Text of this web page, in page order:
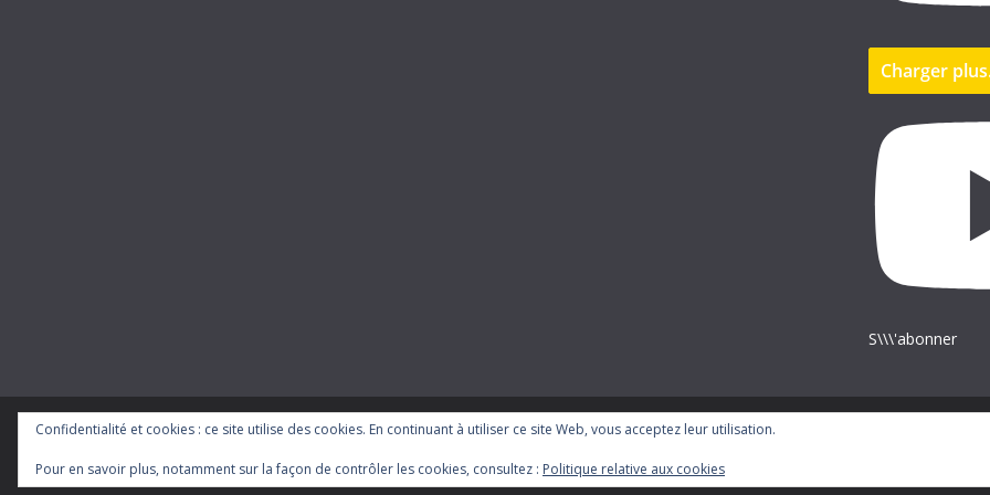
Charger
S\\\'abonner
Copyright © 2026 cgt-ratp. Tous droits réservés.
ThemeColorMag par ThemeGrill. Propulsé parWordPress.
Confidentialité et cookies : ce site utilise des cookies. En continuant à utiliser ce site Web, vous acceptez leur utilisation.
Pour en savoir plus, notamment sur la façon de contrôler les cookies, consultez : Politique relative aux cookies